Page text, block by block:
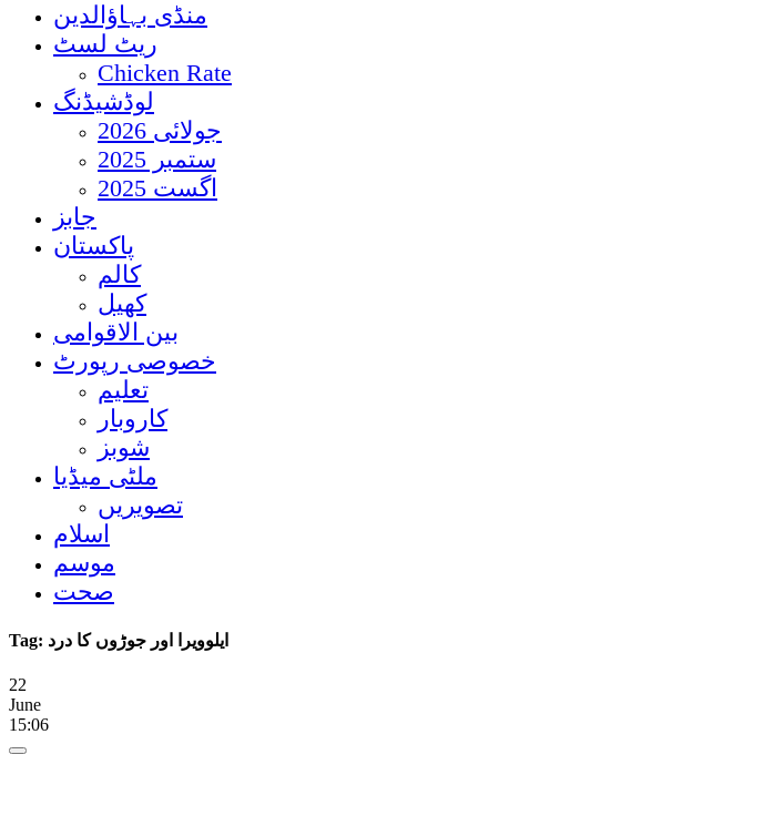
منڈی بہاؤالدین
ریٹ لسٹ
Chicken Rate
لوڈشیڈنگ
جولائی 2026
ستمبر 2025
اگست 2025
جابز
پاکستان
کالم
کھیل
بین الاقوامی
خصوصی رپورٹ
تعلیم
کاروبار
شوبز
ملٹی میڈیا
تصویریں
اسلام
موسم
صحت
Tag: ایلوویرا اور جوڑوں کا درد
22
June
15:06